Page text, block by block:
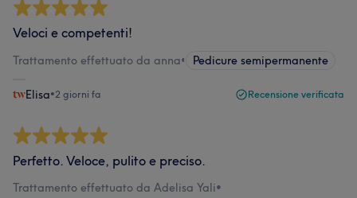
Veloci e competenti!
Trattamento effettuato da anna• Pedicure semipermanente
Elisa•2 giorni fa Recensione verificata
Perfetto. Veloce, pulito e preciso.
Trattamento effettuato da Adelisa Yali•